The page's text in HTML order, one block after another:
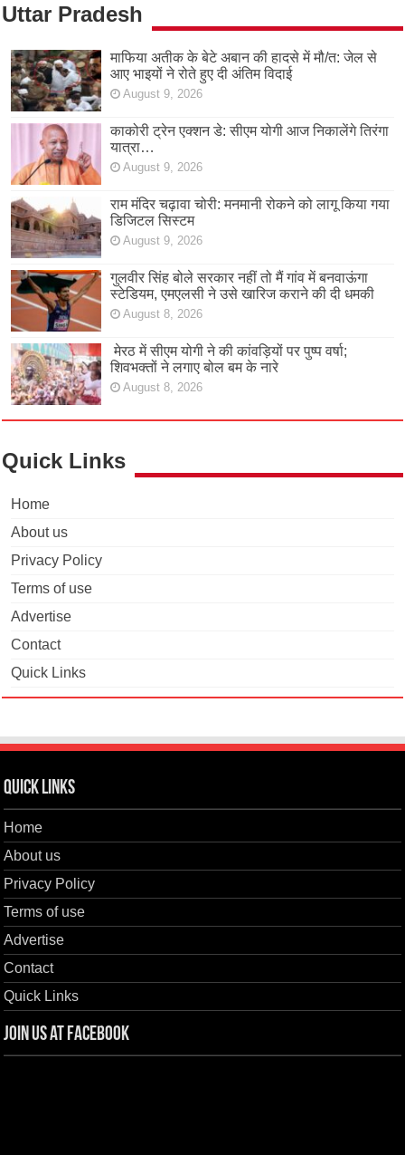
Uttar Pradesh
माफिया अतीक के बेटे अबान की हादसे में मौ/त: जेल से
आए भाइयों ने रोते हुए दी अंतिम विदाई
August 9, 2026
काकोरी ट्रेन एक्शन डे: सीएम योगी आज निकालेंगे तिरंगा
यात्रा…
August 9, 2026
राम मंदिर चढ़ावा चोरी: मनमानी रोकने को लागू किया गया
डिजिटल सिस्टम
August 9, 2026
गुलवीर सिंह बोले सरकार नहीं तो मैं गांव में बनवाऊंगा
स्टेडियम, एमएलसी ने उसे खारिज कराने की दी धमकी
August 8, 2026
मेरठ में सीएम योगी ने की कांवड़ियों पर पुष्प वर्षा;
शिवभक्तों ने लगाए बोल बम के नारे
August 8, 2026
Quick Links
Home
About us
Privacy Policy
Terms of use
Advertise
Contact
Quick Links
Quick Links
Home
About us
Privacy Policy
Terms of use
Advertise
Contact
Quick Links
Join us at Facebook